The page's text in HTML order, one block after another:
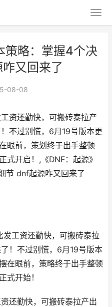
策略：掌握4个决
又回来了
08-08
资还勤快，可搬砖泰拉产
不过别慌，6月19号版本更
眼前，策划终于出手整顿
式开启！,《DNF：起源》
节 dnf起源咋又回来了
工资还勤快，可搬砖泰拉
！不过别慌，6月19号版本
在眼前，策略终于出手整顿
式开始！
勤快，可搬砖泰拉产出